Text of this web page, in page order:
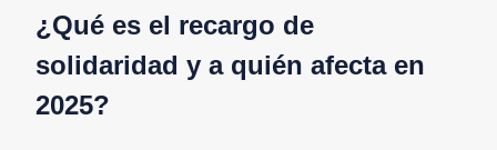
¿Qué es el recargo de
solidaridad y a quién afecta en
2025?